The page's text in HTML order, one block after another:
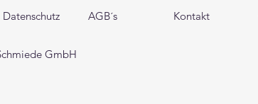
Datenschutz AGB´s Kontakt
GmbH